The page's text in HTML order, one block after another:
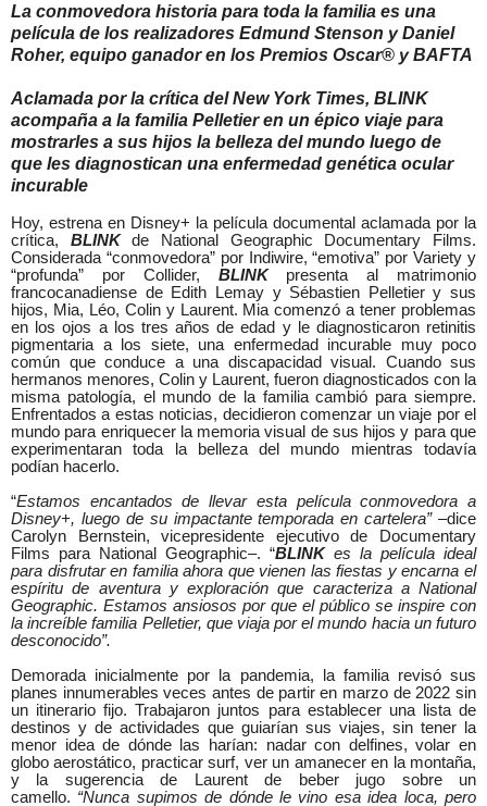
La conmovedora historia para toda la familia es una
película de los realizadores Edmund Stenson y Daniel
Roher, equipo ganador en los Premios Oscar® y BAFTA
Aclamada por la crítica del New York Times, BLINK
acompaña a la familia Pelletier en un épico viaje para
mostrarles a sus hijos la belleza del mundo luego de
que les diagnostican una enfermedad genética ocular
incurable
Hoy, estrena en Disney+ la película documental aclamada por la
crítica, BLINKde National Geographic Documentary Films.
Considerada “conmovedora” por Indiwire, “emotiva” por Variety y
“profunda” por Collider, BLINK presenta al matrimonio
francocanadiense de Edith Lemay y Sébastien Pelletier y sus
hijos, Mia, Léo, Colin y Laurent. Mia comenzó a tener problemas
en los ojos a los tres años de edad y le diagnosticaron retinitis
pigmentaria a los siete, una enfermedad incurable muy poco
común que conduce a una discapacidad visual. Cuando sus
hermanos menores, Colin y Laurent, fueron diagnosticados con la
misma patología, el mundo de la familia cambió para siempre.
Enfrentados a estas noticias, decidieron comenzar un viaje por el
mundo para enriquecer la memoria visual de sus hijos y para que
experimentaran toda la belleza del mundo mientras todavía
podían hacerlo.
“Estamos encantados de llevar esta película conmovedora a
Disney+, luego de su impactante temporada en cartelera” –dice
Carolyn Bernstein, vicepresidente ejecutivo de Documentary
Films para National Geographic–. “BLINKes la película ideal
para disfrutar en familia ahora que vienen las fiestas y encarna el
espíritu de aventura y exploración que caracteriza a National
Geographic. Estamos ansiosos por que el público se inspire con
la increíble familia Pelletier, que viaja por el mundo hacia un futuro
desconocido”.
Demorada inicialmente por la pandemia, la familia revisó sus
planes innumerables veces antes de partir en marzo de 2022 sin
un itinerario fijo. Trabajaron juntos para establecer una lista de
destinos y de actividades que guiarían sus viajes, sin tener la
menor idea de dónde las harían: nadar con delfines, volar en
globo aerostático, practicar surf, ver un amanecer en la montaña,
y la sugerencia de Laurent de beber jugo sobre un
camello. “Nunca supimos de dónde le vino esa idea loca, pero